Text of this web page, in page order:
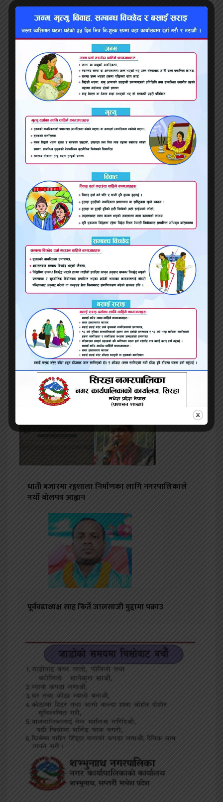
भ्वाइस खबर २०८३ जेष्ठ २१, बिहीबार १९:५५
प्रतिक्रिया
सम्बन्धित समाचार
मेयर डा. नविनको धम्कीपूर्ण अभिव्यक्ति प्रेस स्वतन्त्रताको
गम्भीर उल्लङ्घन हो: अध्यक्ष बनैता
महाकुम्भबाट फर्किरहेको गाडी भारतको बिहारमा दुर्घटना,
५ नेपालीको मृत्यु
धाती बजारमा रङ्गशाला निर्माणका लागि नगरपालिकाले
गर्यो बोलपत्र आह्वान
पूर्ववडाध्यक्ष साह किर्ते जालसाजी मुद्दामा पक्राउ